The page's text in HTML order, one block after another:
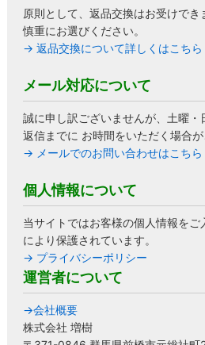
原則として、返品交換はお受けで
慎重にお選びください。
→ 返品交換について詳しくはこちら
メール対応について
誠に申し訳ございませんが、土曜
返信までに お時間をいただく場合が
→ メールでのお問い合わせはこちら
個人情報について
当サイトではお客様の個人情報を
により保護されています。
→ プライバシーポリシー
運営者について
→会社概要
株式会社 増樹